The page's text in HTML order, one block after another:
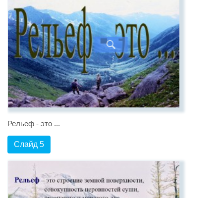
Рельеф - это ...
Слайд 5